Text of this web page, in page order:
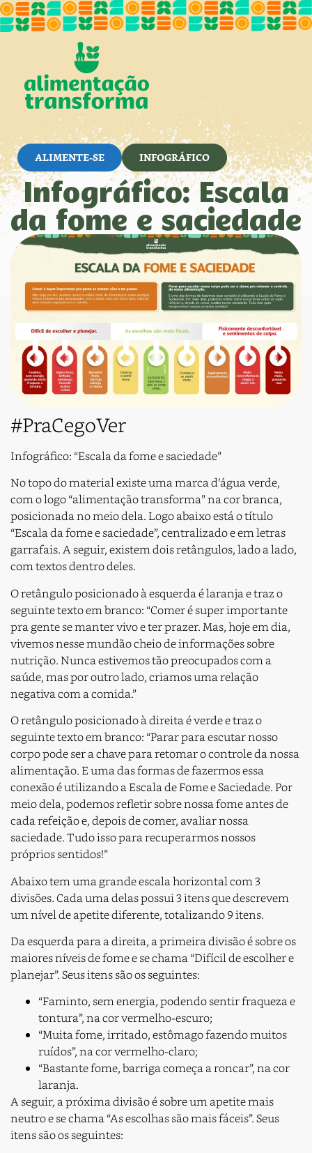
ALIMENTE-SE INFOGRÁFICO
Infográfico: Escala
da fome e saciedade
#PraCegoVer
Infográfico: “Escala da fome e saciedade”
No topo do material existe uma marca d’água verde,
com o logo “alimentação transforma” na cor branca,
posicionada no meio dela. Logo abaixo está o título
“Escala da fome e saciedade”, centralizado e em letras
garrafais. A seguir, existem dois retângulos, lado a lado,
com textos dentro deles.
O retângulo posicionado à esquerda é laranja e traz o
seguinte texto em branco: “Comer é super importante
pra gente se manter vivo e ter prazer.Mas, hoje em dia,
vivemos nesse mundão cheio de informações sobre
nutrição. Nunca estivemos tão preocupados com a
saúde, mas por outro lado, criamos uma relação
negativa com a comida.”
O retângulo posicionado à direita é verde e traz o
seguinte texto em branco: “Parar para escutar nosso
corpo pode ser a chave para retomar o controle da nossa
alimentação.E uma das formas de fazermos essa
conexão é utilizando a Escala de Fome e Saciedade. Por
meio dela, podemos refletir sobre nossa fome antes de
cada refeição e, depois de comer, avaliar nossa
saciedade. Tudo isso para recuperarmos nossos
próprios sentidos!​”
Abaixo tem uma grande escala horizontal com 3
divisões. Cada uma delas possui 3 itens que descrevem
um nível de apetite diferente, totalizando 9 itens.
Da esquerda para a direita, a primeira divisão é sobre os
maiores níveis de fome e se chama “Difícil de escolher e
planejar”. Seus itens são os seguintes:
“Faminto, sem energia, podendo sentir fraqueza e
tontura”, na cor vermelho-escuro;
“Muita fome, irritado, estômago fazendo muitos
ruídos”, na cor vermelho-claro;
“Bastante fome, barriga começa a roncar”, na cor
laranja.
A seguir, a próxima divisão é sobre um apetite mais
neutro e se chama “As escolhas são mais fáceis”. Seus
itens são os seguintes: